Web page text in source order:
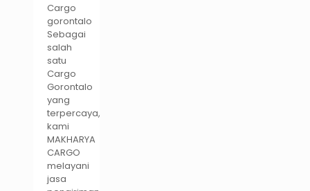
Cargo
gorontalo
Sebagai
salah
satu
Cargo
Gorontalo
yang
terpercaya,
kami
MAKHARYA
CARGO
melayani
jasa